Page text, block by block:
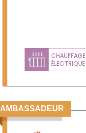
CHAUFFAGE
ÉLECTRIQUE
Previous
AMBASSADEUR